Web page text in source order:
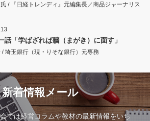
/ 『日経トレンディ』元編集長／商品ジャーナリス
話「学ばざれば牆（まがき）に面す」
/ 埼玉銀行（現・りそな銀行）元専務
新着情報メール
では経営コラムや教材の最新情報をいち